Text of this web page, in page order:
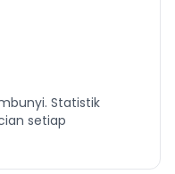
Statistik
setiap